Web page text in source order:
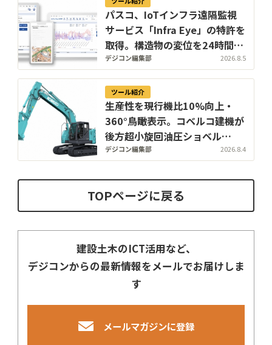
パスコ、IoTインフラ遠隔監視
サービス「Infra Eye」の特許を
取得。構造物の変位を24時間計
測し、インフラ監視の人手不足
を解消
デジコン編集部 2026.8.5
ツール紹介
生産性を現行機比10%向上・
360°鳥瞰表示。コベルコ建機が
後方超小旋回油圧ショベル
「SK225SR」「SK235SR」を
デジコン編集部 2026.8.4
TOPページに戻る
建設土木のICT活用など、
デジコンからの最新情報をメールでお届けしま
す
メールマガジンに登録